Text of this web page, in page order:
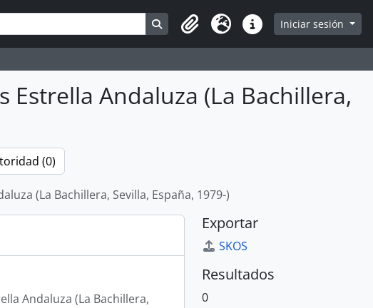
Search in browse page
Portapapeles
Idioma Enlaces rápidos
Iniciar sesión
Estrella Andaluza (La Bachillera,
(0)
(La Bachillera, Sevilla, España, 1979-)
Andaluza (La Bachillera,
Exportar
SKOS
Resultados
0